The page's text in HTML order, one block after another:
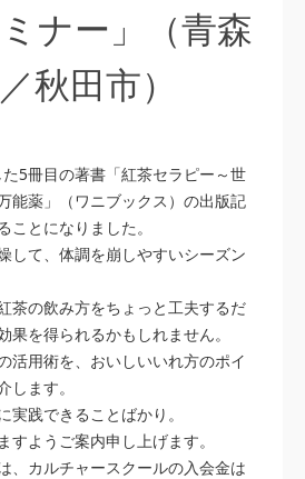
ナー」（青森
秋田市）
5冊目の著書「紅茶セラピー～世
能薬」（ワニブックス）の出版記
ことになりました。
して、体調を崩しやすいシーズン
茶の飲み方をちょっと工夫するだ
果を得られるかもしれません。
活用術を、おいしいいれ方のポイ
します。
実践できることばかり。
すようご案内申し上げます。
、カルチャースクールの入会金は